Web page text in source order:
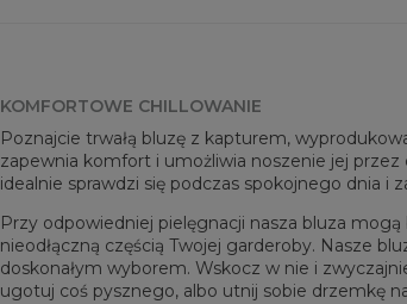
A -
B -
C -
KOMFORTOWE CHILLOWANIE
Poznajcie trwałą bluzę z kapturem,
zapewnia komfort i umożliwia noszenie jej przez
idealnie sprawdzi się podczas spokojnego dnia
Przy odpowiedniej pielęgnacji nasza bluza
nieodłączną częścią Twojej garderoby. Nasze
doskonałym wyborem. Wskocz w nie i
ugotuj coś pysznego, albo utnij sobie drzemkę